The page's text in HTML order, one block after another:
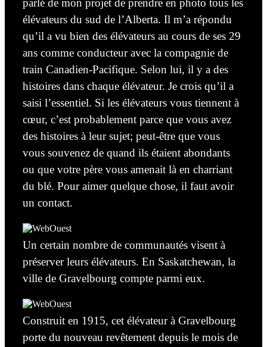
parlé de mon projet de prendre en photo tous les
élévateurs du sud de l’Alberta. Il m’a répondu
qu’il a vu bien des élévateurs au cours de ses 29
ans comme conducteur avec la compagnie de
train Canadien-Pacifique. Selon lui, il y a des
histoires dans chaque élévateur. Je crois qu’il a
saisi l’essentiel. Si les élévateurs vous tiennent à
cœur, c’est probablement parce que vous avez
des histoires à leur sujet; peut-être que vous
vous souvenez de quand ils étaient abondants
ou que votre père vous amenait là en charriant
du blé. Pour aimer quelque chose, il faut avoir
un contact.
Un certain nombre de communautés visent à
préserver leurs élévateurs. En Saskatchewan, la
ville de Gravelbourg compte parmi eux.
Construit en 1915, cet élévateur à Gravelbourg
porte du nouveau revêtement depuis le mois de